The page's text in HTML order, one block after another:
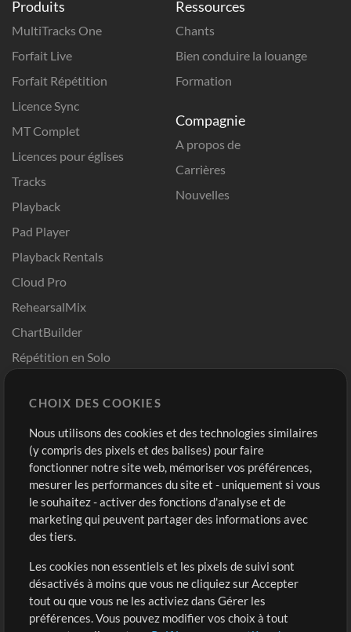
Produits
MultiTracks One
Forfait Live
Forfait Répétition
Licence Sync
MT Complet
Licences pour églises
Tracks
Playback
Pad Player
Playback Rentals
Cloud Pro
RehearsalMix
ChartBuilder
Répétition en Solo
Modèles ProPresenter
Sons
Ressources
Chants
Bien conduire la louange
Formation
Compagnie
A propos de
Carrières
Nouvelles
Boutique
Acheter des crédits
Contenu gratuit
Extras
Sessions
Compte
Connexion
S'inscrire
CHOIX DES COOKIES
Nous utilisons des cookies et des technologies similaires
(y compris des pixels et des balises) pour faire
fonctionner notre site web, mémoriser vos préférences,
mesurer les performances du site et - uniquement si vous
le souhaitez - activer des fonctions d'analyse et de
marketing qui peuvent partager des informations avec
des tiers.
Les cookies non essentiels et les pixels de suivi sont
désactivés à moins que vous ne cliquiez sur Accepter
tout ou que vous ne les activiez dans Gérer les
préférences. Vous pouvez modifier vos choix à tout